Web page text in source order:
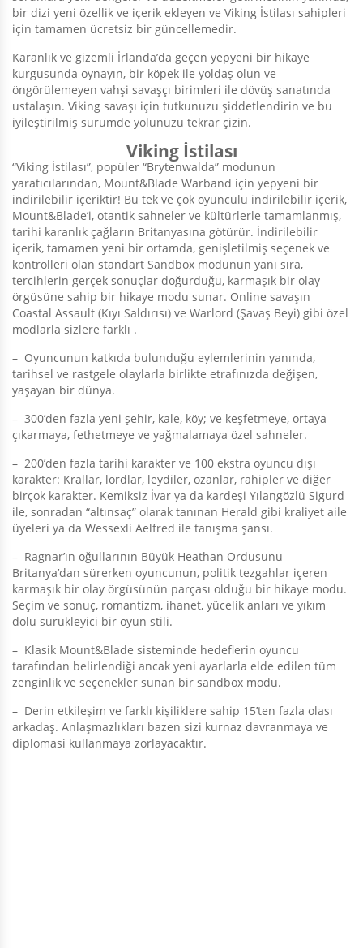
bir dizi yeni özellik ve içerik ekleyen ve Viking İstilası sahipleri
için tamamen ücretsiz bir güncellemedir.
Karanlık ve gizemli İrlanda’da geçen yepyeni bir hikaye
kurgusunda oynayın, bir köpek ile yoldaş olun ve
öngörülemeyen vahşi savaşçı birimleri ile dövüş sanatında
ustalaşın. Viking savaşı için tutkunuzu şiddetlendirin ve bu
iyileştirilmiş sürümde yolunuzu tekrar çizin.
Viking İstilası
“Viking İstilası”, popüler “Brytenwalda” modunun
yaratıcılarından, Mount&Blade Warband için yepyeni bir
indirilebilir içeriktir! Bu tek ve çok oyunculu indirilebilir içerik,
Mount&Blade’i, otantik sahneler ve kültürlerle tamamlanmış,
tarihi karanlık çağların Britanyasına götürür. İndirilebilir
içerik, tamamen yeni bir ortamda, genişletilmiş seçenek ve
kontrolleri olan standart Sandbox modunun yanı sıra,
tercihlerin gerçek sonuçlar doğurduğu, karmaşık bir olay
örgüsüne sahip bir hikaye modu sunar. Online savaşın
Coastal Assault (Kıyı Saldırısı) ve Warlord (Şavaş Beyi) gibi özel
modlarla sizlere farklı .
– Oyuncunun katkıda bulunduğu eylemlerinin yanında,
tarihsel ve rastgele olaylarla birlikte etrafınızda değişen,
yaşayan bir dünya.
– 300’den fazla yeni şehir, kale, köy; ve keşfetmeye, ortaya
çıkarmaya, fethetmeye ve yağmalamaya özel sahneler.
– 200’den fazla tarihi karakter ve 100 ekstra oyuncu dışı
karakter: Krallar, lordlar, leydiler, ozanlar, rahipler ve diğer
birçok karakter. Kemiksiz İvar ya da kardeşi Yılangözlü Sigurd
ile, sonradan “altınsaç” olarak tanınan Herald gibi kraliyet aile
üyeleri ya da Wessexli Aelfred ile tanışma şansı.
– Ragnar’ın oğullarının Büyük Heathan Ordusunu
Britanya’dan sürerken oyuncunun, politik tezgahlar içeren
karmaşık bir olay örgüsünün parçası olduğu bir hikaye modu.
Seçim ve sonuç, romantizm, ihanet, yücelik anları ve yıkım
dolu sürükleyici bir oyun stili.
– Klasik Mount&Blade sisteminde hedeflerin oyuncu
tarafından belirlendiği ancak yeni ayarlarla elde edilen tüm
zenginlik ve seçenekler sunan bir sandbox modu.
– Derin etkileşim ve farklı kişiliklere sahip 15’ten fazla olası
arkadaş. Anlaşmazlıkları bazen sizi kurnaz davranmaya ve
diplomasi kullanmaya zorlayacaktır.